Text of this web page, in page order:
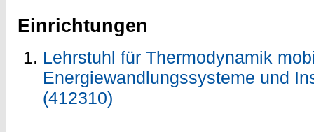
Einrichtungen
Lehrstuhl für Thermodynamik
Energiewandlungssysteme und
(412310)